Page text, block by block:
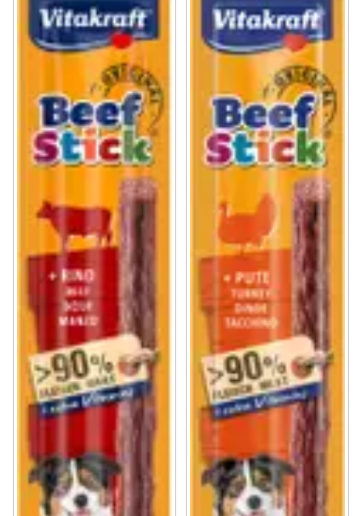
Lätt att portionera tack vare skårlinjer
Sockerfri formel
Utan färgämnen
Utan konserveringsmedel
Utan konstgjorda smakförstärkare
Individuellt inslagna i färskhetsförseglade
avrivningsförpackningar
Tillverkad i en hållbar tillverkningsanläggning med grön
el och vårt eget avloppsreningsverk